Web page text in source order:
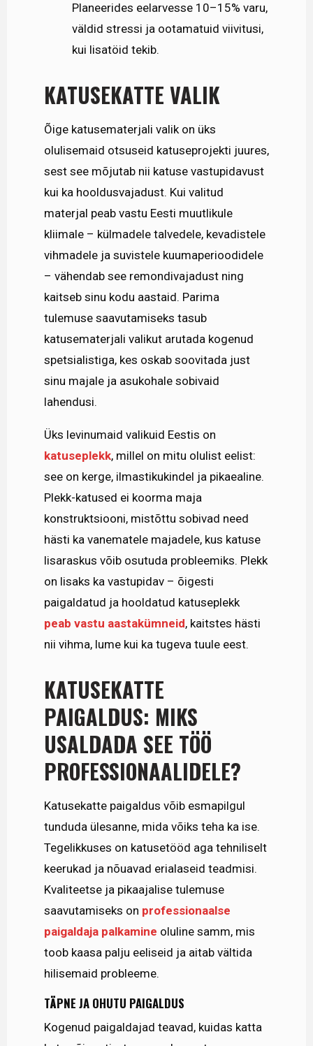
Planeerides eelarvesse 10–15% varu,
väldid stressi ja ootamatuid viivitusi,
kui lisatöid tekib.
KATUSEKATTE VALIK
Õige katusematerjali valik on üks
olulisemaid otsuseid katuseprojekti juures,
sest see mõjutab nii katuse vastupidavust
kui ka hooldusvajadust. Kui valitud
materjal peab vastu Eesti muutlikule
kliimale – külmadele talvedele, kevadistele
vihmadele ja suvistele kuumaperioodidele
– vähendab see remondivajadust ning
kaitseb sinu kodu aastaid. Parima
tulemuse saavutamiseks tasub
katusematerjali valikut arutada kogenud
spetsialistiga, kes oskab soovitada just
sinu majale ja asukohale sobivaid
lahendusi.
Üks levinumaid valikuid Eestis on
katuseplekk, millel on mitu olulist eelist:
see on kerge, ilmastikukindel ja pikaealine.
Plekk-katused ei koorma maja
konstruktsiooni, mistõttu sobivad need
hästi ka vanematele majadele, kus katuse
lisaraskus võib osutuda probleemiks. Plekk
on lisaks ka vastupidav – õigesti
paigaldatud ja hooldatud katuseplekk
peab vastu aastakümneid, kaitstes hästi
nii vihma, lume kui ka tugeva tuule eest.
KATUSEKATTE
PAIGALDUS: MIKS
USALDADA SEE TÖÖ
PROFESSIONAALIDELE?
Katusekatte paigaldus võib esmapilgul
tunduda ülesanne, mida võiks teha ka ise.
Tegelikkuses on katusetööd aga tehniliselt
keerukad ja nõuavad erialaseid teadmisi.
Kvaliteetse ja pikaajalise tulemuse
saavutamiseks on professionaalse
paigaldaja palkamine oluline samm, mis
toob kaasa palju eeliseid ja aitab vältida
hilisemaid probleeme.
TÄPNE JA OHUTU PAIGALDUS
Kogenud paigaldajad teavad, kuidas katta